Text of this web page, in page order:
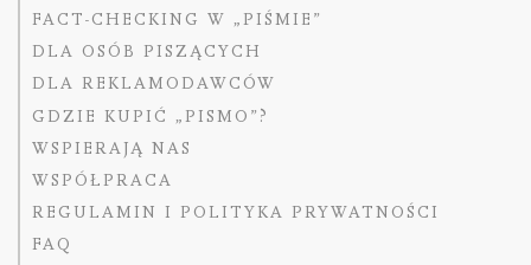
FACT-CHECKING W „PIŚMIE”
DLA OSÓB PISZĄCYCH
DLA REKLAMODAWCÓW
GDZIE KUPIĆ „PISMO”?
WSPIERAJĄ NAS
WSPÓŁPRACA
REGULAMIN I POLITYKA PRYWATNOŚCI
FAQ